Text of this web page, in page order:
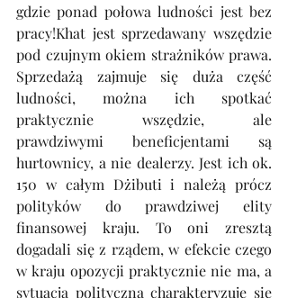
gdzie ponad połowa ludności jest bez
pracy!Khat jest sprzedawany wszędzie
pod czujnym okiem strażników prawa.
Sprzedażą zajmuje się duża część
ludności, można ich spotkać
praktycznie wszędzie, ale
prawdziwymi beneficjentami są
hurtownicy, a nie dealerzy. Jest ich ok.
150 w całym Dżibuti i należą prócz
polityków do prawdziwej elity
finansowej kraju. To oni zresztą
dogadali się z rządem, w efekcie czego
w kraju opozycji praktycznie nie ma, a
sytuacja polityczna charakteryzuje się